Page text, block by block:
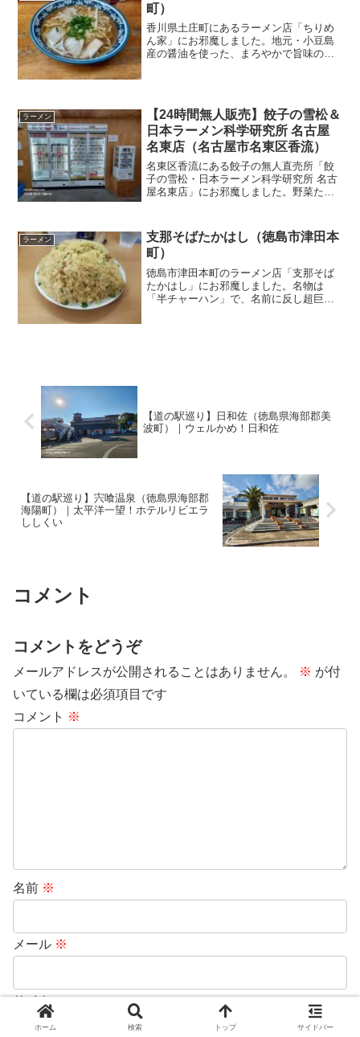
町）
香川県土庄町にあるラーメン店「ちりめ
ん家」にお邪魔しました。地元・小豆島
産の醤油を使った、まろやかで旨味の詰
ラーメン
【24時間無人販売】餃子の雪松＆
日本ラーメン科学研究所 名古屋
名東店（名古屋市名東区香流）
名東区香流にある餃子の無人直売所「餃
子の雪松・日本ラーメン科学研究所 名古
屋名東店」にお邪魔しました。野菜たっ
365日24時間いつでも購入可能です！
ラーメン
支那そばたかはし（徳島市津田本
町）
徳島市津田本町のラーメン店「支那そば
たかはし」にお邪魔しました。名物は
「半チャーハン」で、名前に反し超巨大
【道の駅巡り】日和佐（徳島県海部郡美
波町）｜ウェルかめ！日和佐
【道の駅巡り】宍喰温泉（徳島県海部郡
海陽町）｜太平洋一望！ホテルリビエラ
ししくい
コメント
コメントをどうぞ
メールアドレスが公開されることはありません。 ※ が付
いている欄は必須項目です
コメント ※
名前 ※
メール ※
サイト
ホーム 検索 トップ サイドバー